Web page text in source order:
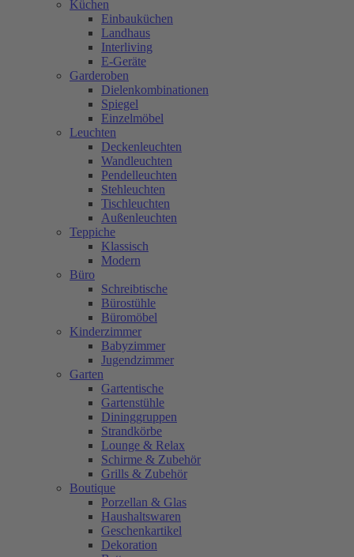
Küchen
Einbauküchen
Landhaus
Interliving
E-Geräte
Garderoben
Dielenkombinationen
Spiegel
Einzelmöbel
Leuchten
Deckenleuchten
Wandleuchten
Pendelleuchten
Stehleuchten
Tischleuchten
Außenleuchten
Teppiche
Klassisch
Modern
Büro
Schreibtische
Bürostühle
Büromöbel
Kinderzimmer
Babyzimmer
Jugendzimmer
Garten
Gartentische
Gartenstühle
Dininggruppen
Strandkörbe
Lounge & Relax
Schirme & Zubehör
Grills & Zubehör
Boutique
Porzellan & Glas
Haushaltswaren
Geschenkartikel
Dekoration